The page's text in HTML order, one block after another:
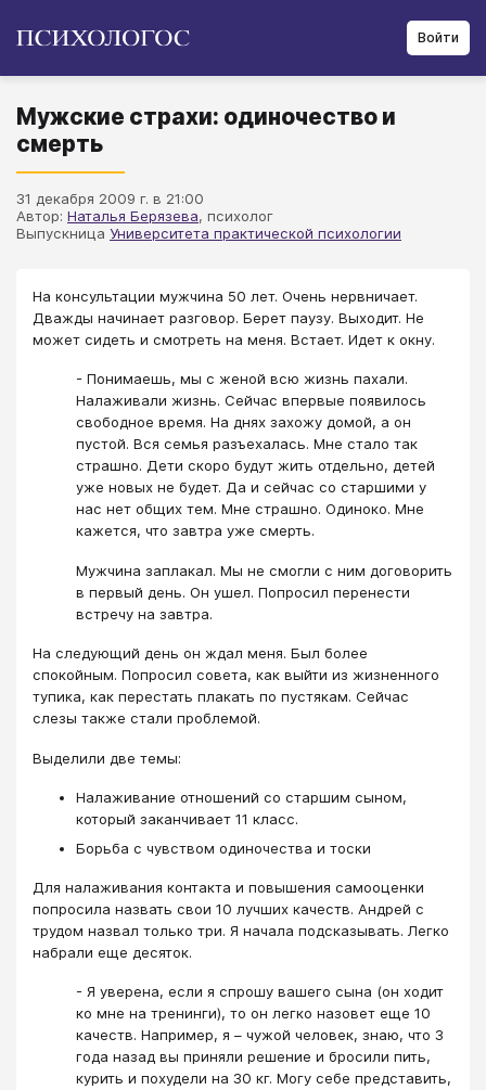
Войти
Мужские страхи: одиночество и
смерть
31 декабря 2009 г. в 21:00
Автор: Наталья Берязева, психолог
Выпускница Университета практической психологии
На консультации мужчина 50 лет. Очень нервничает.
Дважды начинает разговор. Берет паузу. Выходит. Не
может сидеть и смотреть на меня. Встает. Идет к окну.
- Понимаешь, мы с женой всю жизнь пахали.
Налаживали жизнь. Сейчас впервые появилось
свободное время. На днях захожу домой, а он
пустой. Вся семья разъехалась. Мне стало так
страшно. Дети скоро будут жить отдельно, детей
уже новых не будет. Да и сейчас со старшими у
нас нет общих тем. Мне страшно. Одиноко. Мне
кажется, что завтра уже смерть.
Мужчина заплакал. Мы не смогли с ним договорить
в первый день. Он ушел. Попросил перенести
встречу на завтра.
На следующий день он ждал меня. Был более
спокойным. Попросил совета, как выйти из жизненного
тупика, как перестать плакать по пустякам. Сейчас
слезы также стали проблемой.
Выделили две темы:
Налаживание отношений со старшим сыном,
который заканчивает 11 класс.
Борьба с чувством одиночества и тоски
Для налаживания контакта и повышения самооценки
попросила назвать свои 10 лучших качеств. Андрей с
трудом назвал только три. Я начала подсказывать. Легко
набрали еще десяток.
- Я уверена, если я спрошу вашего сына (он ходит
ко мне на тренинги), то он легко назовет еще 10
качеств. Например, я – чужой человек, знаю, что 3
года назад вы приняли решение и бросили пить,
курить и похудели на 30 кг. Могу себе представить,